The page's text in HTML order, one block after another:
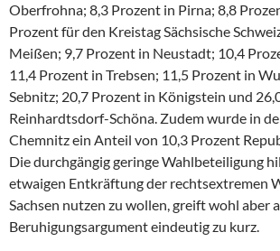
Oberfrohna; 8,3 Prozent in Pirna; 8,8
Prozent für den Kreistag Sächsische
Meißen; 9,7 Prozent in Neustadt; 10,4
11,4 Prozent in Trebsen; 11,5 Prozent in
Sebnitz; 20,7 Prozent in Königstein und
Reinhardtsdorf-Schöna. Zudem wurde in
Chemnitz ein Anteil von 10,3 Prozent
Die durchgängig geringe Wahlbeteiligung
etwaigen Entkräftung der rechtsextremen
Sachsen nutzen zu wollen, greift wohl aber
Beruhigungsargument eindeutig zu kurz.